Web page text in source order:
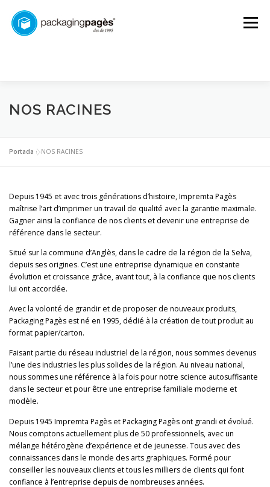
contenu
Menu
COMMENCER QUI SOMMES NOUS?
PRESTATIONS DE SERVICE
EMGAGEMENT FRANÇAIS
Español
Français
English
NOS RACINES
Portada »NOS RACINES
Depuis 1945 et avec trois générations d’histoire, Impremta Pagès
maîtrise l’art d’imprimer un travail de qualité avec la garantie maximale.
Gagner ainsi la confiance de nos clients et devenir une entreprise de
référence dans le secteur.
Situé sur la commune d’Anglès, dans le cadre de la région de la Selva,
depuis ses origines. C’est une entreprise dynamique en constante
évolution et croissance grâce, avant tout, à la confiance que nos clients
lui ont accordée.
Avec la volonté de grandir et de proposer de nouveaux produits,
Packaging Pagès est né en 1995, dédié à la création de tout produit au
format papier/carton.
Faisant partie du réseau industriel de la région, nous sommes devenus
l’une des industries les plus solides de la région. Au niveau national,
nous sommes une référence à la fois pour notre science autosuffisante
dans le secteur et pour être une entreprise familiale moderne et
modèle.
Depuis 1945 Impremta Pagès et Packaging Pagès ont grandi et évolué.
Nous comptons actuellement plus de 50 professionnels, avec un
mélange hétérogène d’expérience et de jeunesse. Tous avec des
connaissances dans le monde des arts graphiques. Formé pour
conseiller les nouveaux clients et tous les milliers de clients qui font
confiance à l’entreprise depuis de nombreuses années.